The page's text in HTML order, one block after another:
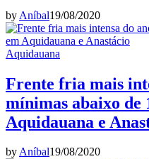
by Aníbal19/08/2020
Aquidauana
Frente fria mais
mínimas abaixo de
Aquidauana e
byAníbal19/08/2020